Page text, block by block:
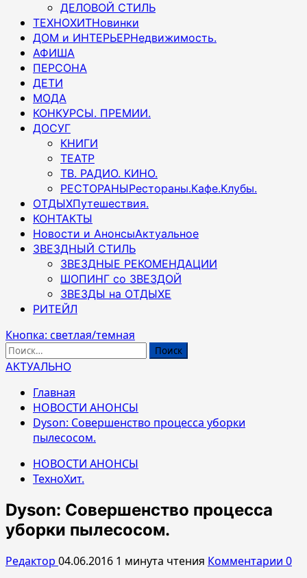
ДЕЛОВОЙ СТИЛЬ
ТЕХНОХИТНовинки
ДОМ и ИНТЕРЬЕРНедвижимость.
АФИША
ПЕРСОНА
ДЕТИ
МОДА
КОНКУРСЫ. ПРЕМИИ.
ДОСУГ
КНИГИ
ТЕАТР
ТВ. РАДИО. КИНО.
РЕСТОРАНЫРестораны.Кафе.Клубы.
ОТДЫХПутешествия.
КОНТАКТЫ
Новости и АнонсыАктуальное
ЗВЕЗДНЫЙ СТИЛЬ
ЗВЕЗДНЫЕ РЕКОМЕНДАЦИИ
ШОПИНГ со ЗВЕЗДОЙ
ЗВЕЗДЫ на ОТДЫХЕ
РИТЕЙЛ
Кнопка: светлая/темная
Найти:
АКТУАЛЬНО
Главная
НОВОСТИ АНОНСЫ
Dyson: Совершенство процесса уборки
пылесосом.
НОВОСТИ АНОНСЫ
ТехноХит.
Dyson: Совершенство процесса
уборки пылесосом.
Редактор 04.06.2016 1 минута чтения Комментарии 0